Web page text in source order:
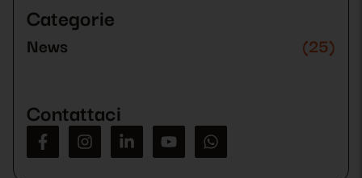
lasciare
questo
campo.
Categorie
News (25)
Contattaci